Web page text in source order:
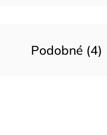
Podobné (4)